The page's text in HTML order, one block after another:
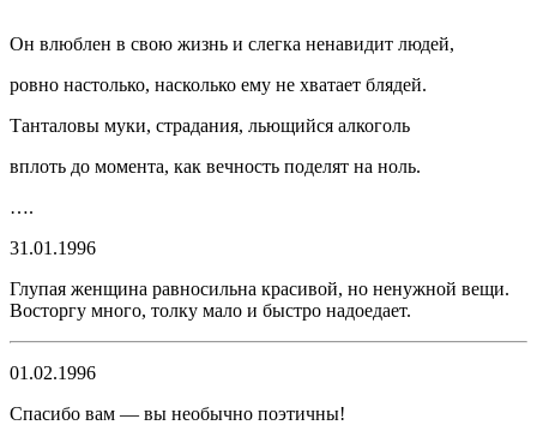
Он влюблен в свою жизнь и слегка ненавидит людей,
ровно настолько, насколько ему не хватает блядей.
Танталовы муки, страдания, льющийся алкоголь
вплоть до момента, как вечность поделят на ноль.
….
31.01.1996
Глупая женщина равносильна красивой, но ненужной вещи.
Восторгу много, толку мало и быстро надоедает.
01.02.1996
Спасибо вам — вы необычно поэтичны!